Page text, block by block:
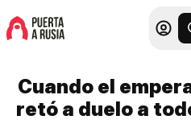
Cuando el
retó a duelo a